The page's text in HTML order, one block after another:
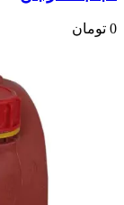
0 تومان